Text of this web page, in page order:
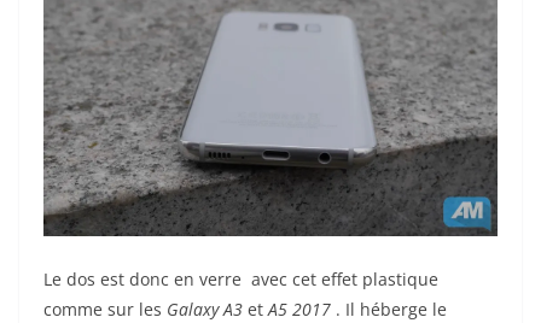
Le dos est donc en verre avec cet effet plastique
comme sur les Galaxy A3 etA5 2017 . Il héberge le